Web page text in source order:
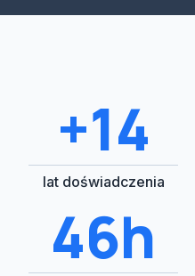
+15
lat doświadczenia
48h